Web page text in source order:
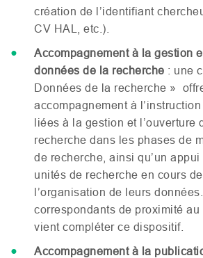
création de l’identifiant
CV HAL
, etc.).
Accompagnement à la gestion
données de la recherche : une
Données de la recherche »
accompagnement à
liées à la gestion et l’ouverture
recherche dans les phases de
de recherche, ainsi qu’un
unités de recherche en cours
l’organisation de leurs
correspondants de proximité
vient compléter ce dispositif.
Accompagnement à la